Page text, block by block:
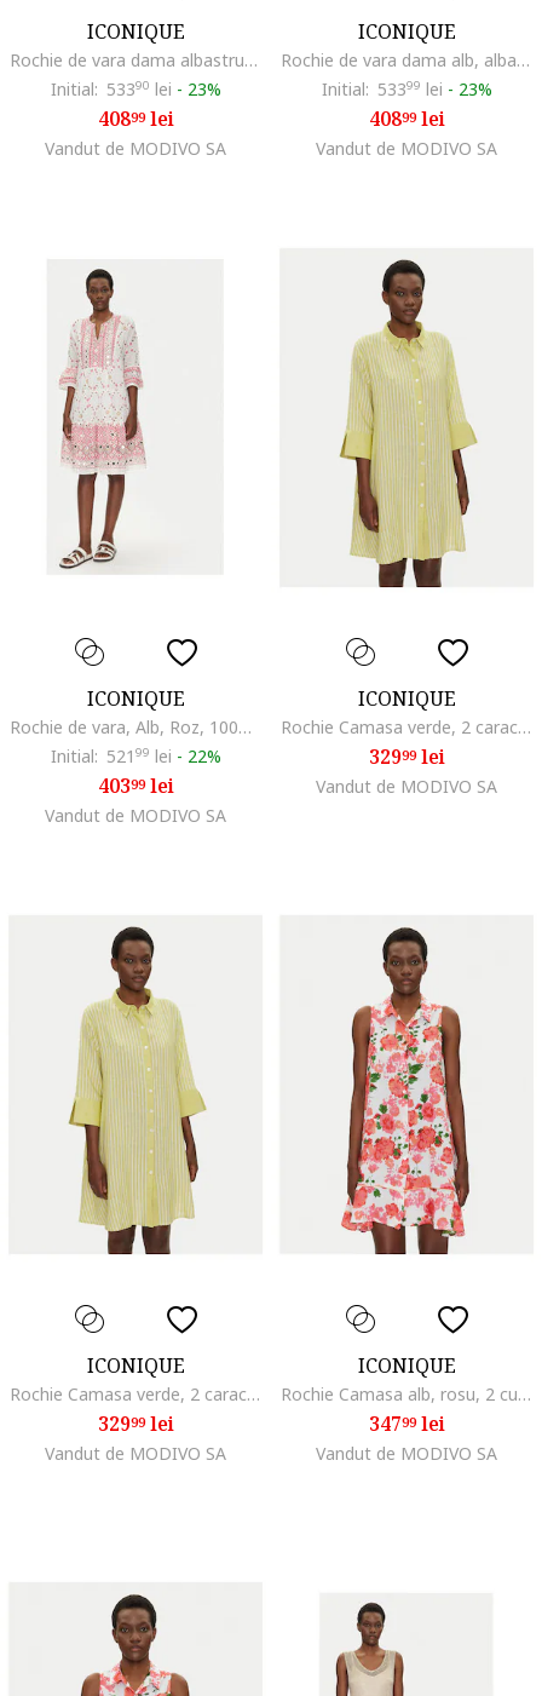
ICONIQUE
Rochie de vara dama albastru, fabricatie usoara
Initial: 53390 lei - 23%
40899lei
Vandut de MODIVO SA
ICONIQUE
Rochie de vara dama alb, albastru, 2 culori
Initial: 53399 lei - 23%
40899lei
Vandut de MODIVO SA
ICONIQUE
Rochie de vara, Alb, Roz, 100% bumbac,
Initial: 521 99 lei - 22%
40399lei
Vandut de MODIVO SA
ICONIQUE
Rochie Camasa verde, 2 caracteristici reprezentative
32999lei
Vandut de MODIVO SA
ICONIQUE
Rochie Camasa verde, 2 caracteristici reprezentative, dama
32999lei
Vandut de MODIVO SA
ICONIQUE
Rochie Camasa alb, rosu, 2 culori
34799lei
Vandut de MODIVO SA